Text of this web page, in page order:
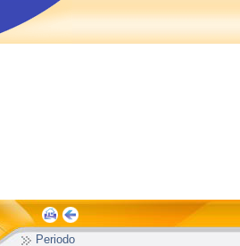
Periodo